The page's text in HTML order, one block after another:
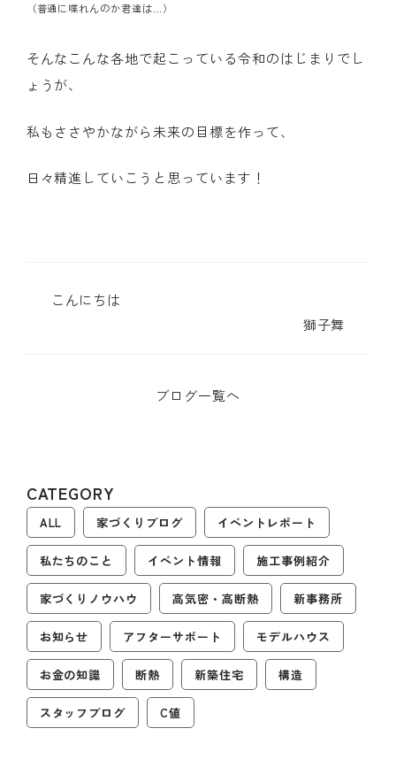
（普通に喋れんのか君達は…）
そんなこんな各地で起こっている令和のはじまりでし
ょうが、
私もささやかながら未来の目標を作って、
日々精進していこうと思っています！
こんにちは
ブログ一覧へ
獅子舞
CATEGORY
ALL 家づくりブログ イベントレポート
私たちのこと イベント情報 施工事例紹介
家づくりノウハウ 高気密・高断熱 新事務所
お知らせ アフターサポート モデルハウス
お金の知識 断熱 新築住宅 構造
スタッフブログ C値